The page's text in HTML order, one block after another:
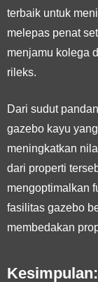
terbaik untuk
melepas penat
menjamu kolega
rileks.
Dari sudut
gazebo kayu
meningkatkan
dari properti
mengoptimalkan
fasilitas gazebo
membedakan